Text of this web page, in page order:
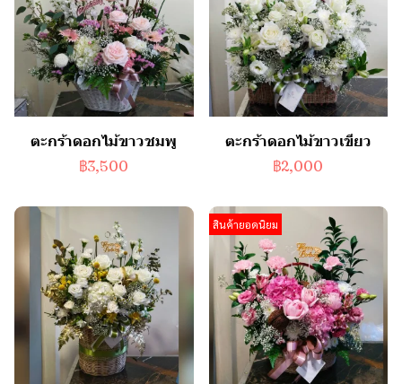
ตะกร้าดอกไม้ขาวชมพู
฿3,500
ตะกร้าดอกไม้ขาวเขียว
฿2,000
สินค้ายอดนิยม